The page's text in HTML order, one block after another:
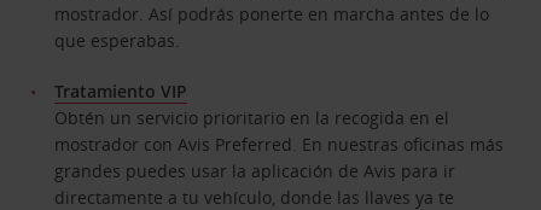
mostrador. Así podrás ponerte en marcha antes de lo
que esperabas.
Tratamiento VIP
Obtén un servicio prioritario en la recogida en el
mostrador con Avis Preferred. En nuestras oficinas más
grandes puedes usar la aplicación de Avis para ir
directamente a tu vehículo, donde las llaves ya te